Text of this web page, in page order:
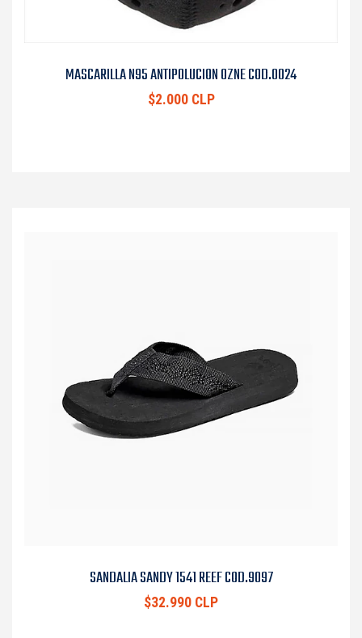
MASCARILLA N95 ANTIPOLUCION OZNE COD.0024
$2.000 CLP
SANDALIA SANDY 1541 REEF COD.9097
$32.990 CLP